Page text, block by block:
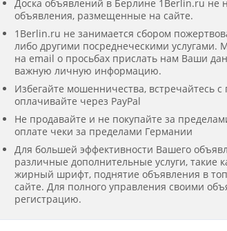
Доска объявлений в Берлине 1Berlin.ru не
объявления, размещенные на сайте.
1Berlin.ru не занимается сбором
либо другими посреднеческими
на email о просьбах прислать нам Ваши
важную личную информацию.
Избегайте мошенничества, встречайтесь
оплачивайте через PayPal
Не продавайте и не покупайте за
оплате чеки за пределами Германии
Для большей эффективности Вашего
различные дополнительные услуги, такие
жирный шрифт, поднятие объявления в
сайте. Для полного управления своими
регистрацию.